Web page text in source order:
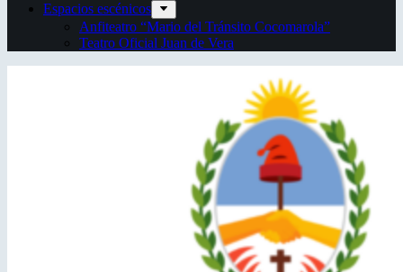
Espacios escénicos
Anfiteatro “Mario del Tránsito Cocomarola”
Teatro Oficial Juan de Vera